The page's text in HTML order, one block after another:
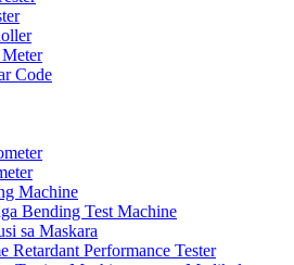
Code
Machine
Bending Test Machine
sa Maskara
Retardant Performance Tester